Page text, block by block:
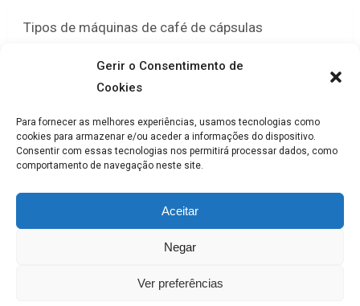
Gerir o Consentimento de
Cookies
Para fornecer as melhores experiências, usamos tecnologias como
cookies para armazenar e/ou aceder a informações do dispositivo.
Consentir com essas tecnologias nos permitirá processar dados, como
comportamento de navegação neste site.
Aceitar
Negar
Ver preferências
Tipos de máquinas de café de cápsulas
Paginação
Maquinas caféCopyright © 2026.